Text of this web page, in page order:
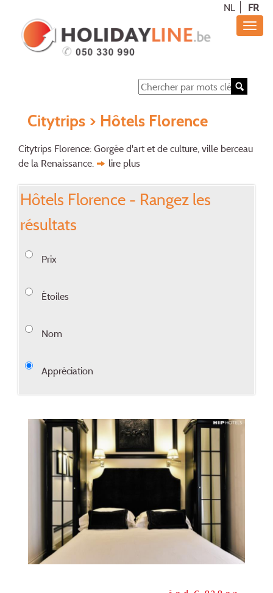
NL FR
Citytrips > Hôtels Florence
Citytrips Florence: Gorgée d'art et de culture, ville berceau
de la Renaissance.
lire plus
Hôtels Florence - Rangez les
résultats
Prix
Étoiles
Nom
Appréciation